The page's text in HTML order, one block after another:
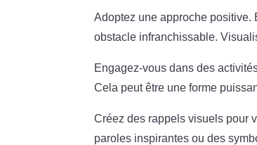
Adoptez une approche positive.
obstacle infranchissable.
Engagez-vous dans des
Cela peut être une forme
Créez des rappels visuels pour
paroles inspirantes ou des